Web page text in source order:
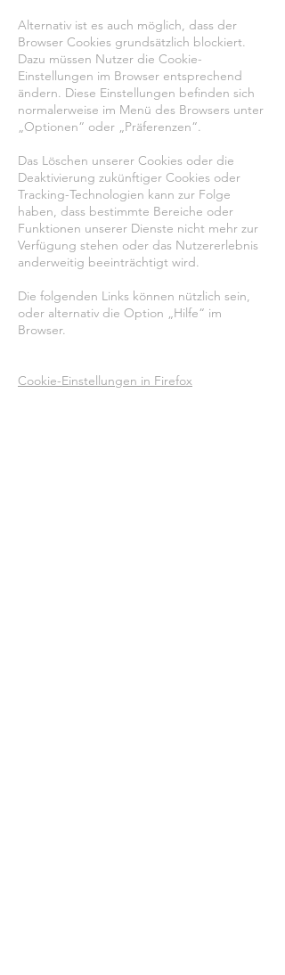
Alternativ ist es auch möglich, dass der
Browser Cookies grundsätzlich blockiert.
Dazu müssen Nutzer die Cookie-
Einstellungen im Browser entsprechend
ändern. Diese Einstellungen befinden sich
normalerweise im Menü des Browsers unter
„Optionen“ oder „Präferenzen“.
Das Löschen unserer Cookies oder die
Deaktivierung zukünftiger Cookies oder
Tracking-Technologien kann zur Folge
haben, dass bestimmte Bereiche oder
Funktionen unserer Dienste nicht mehr zur
Verfügung stehen oder das Nutzererlebnis
anderweitig beeinträchtigt wird.
Die folgenden Links können nützlich sein,
oder alternativ die Option „Hilfe“ im
Browser.
Cookie-Einstellungen in Firefox